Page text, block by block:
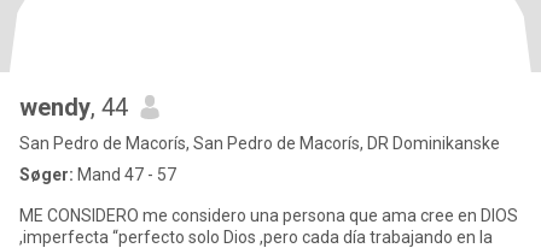
wendy, 44
San Pedro de Macorís, San Pedro de Macorís, DR Dominikanske
Søger: Mand 47 - 57
ME CONSIDERO me considero una persona que ama cree en DIOS
,imperfecta “perfecto solo Dios ,pero cada día trabajando en la